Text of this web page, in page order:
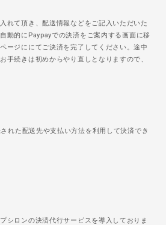
れて頂き、配送情報などをご記入いただいた
動的にPaypayでの決済をご案内する画面に移
ージににてご決済を完了してください。途中
手続きは初めからやり直しとなりますので、
れた配送先や支払い方法を利用して決済でき
シロンの決済代行サービスを導入しておりま